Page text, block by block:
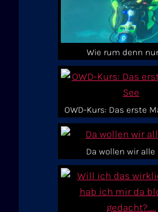
Wie rum denn
OWD-Kurs: Das erste
Da wollen wir alle